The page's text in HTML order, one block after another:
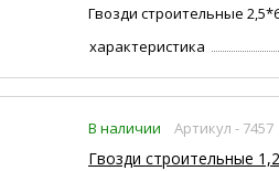
Гвозди строительные
характеристика
В наличии Артикул - 7457
Гвозди строительные